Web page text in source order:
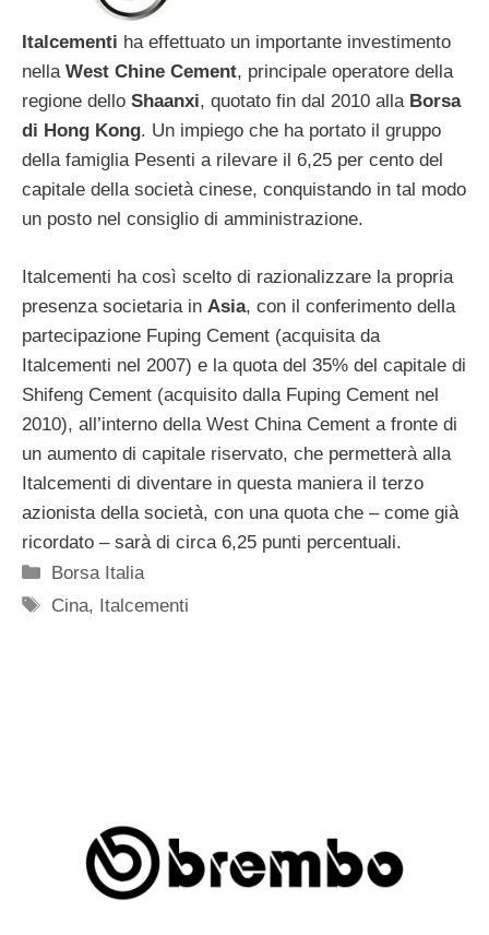
Italcementi ha effettuato un importante investimento
nella West Chine Cement, principale operatore della
regione dello Shaanxi, quotato fin dal 2010 alla Borsa
di Hong Kong. Un impiego che ha portato il gruppo
della famiglia Pesenti a rilevare il 6,25 per cento del
capitale della società cinese, conquistando in tal modo
un posto nel consiglio di amministrazione.
Italcementi ha così scelto di razionalizzare la propria
presenza societaria in Asia, con il conferimento della
partecipazione Fuping Cement (acquisita da
Italcementi nel 2007) e la quota del 35% del capitale di
Shifeng Cement (acquisito dalla Fuping Cement nel
2010), all’interno della West China Cement a fronte di
un aumento di capitale riservato, che permetterà alla
Italcementi di diventare in questa maniera il terzo
azionista della società, con una quota che – come già
ricordato – sarà di circa 6,25 punti percentuali.
Categorie
Borsa Italia
Tag
Cina, Italcementi